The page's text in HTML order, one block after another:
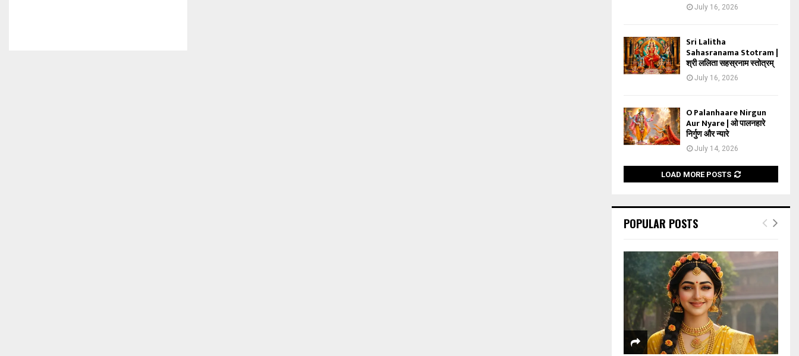
July 16, 2026
Sri Lalitha
Sahasranama Stotram |
श्री ललिता सहस्रनाम स्तोत्रम्
July 16, 2026
O Palanhaare Nirgun
Aur Nyare | ओ पालनहारे
निर्गुण और न्यारे
July 14, 2026
LOAD MORE POSTS
POPULAR POSTS